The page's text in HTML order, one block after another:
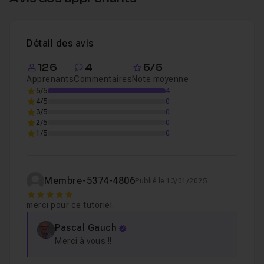
Détail des avis
126
Apprenants
4
Commentaires
5/5
Note moyenne
5/5
4
4/5
0
3/5
0
2/5
0
1/5
0
Membre-5374-4806Publié le 13/01/2025
5
merci pour ce tutoriel.
Pascal Gauch
Merci à vous !!